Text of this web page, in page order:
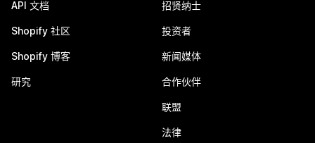
API 文档
Shopify 社区
Shopify 博客
研究
招贤纳士
投资者
新闻媒体
合作伙伴
联盟
法律